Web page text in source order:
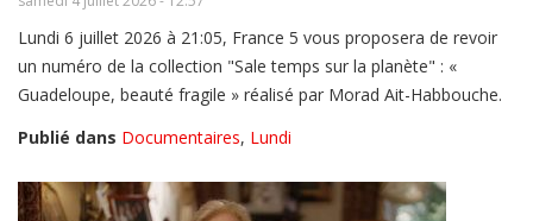
Lundi 6 juillet 2026 à 21:05, France 5 vous proposera de revoir
un numéro de la collection "Sale temps sur la planète" : «
Guadeloupe, beauté fragile » réalisé par Morad Ait-Habbouche.
Publié dans Documentaires, Lundi